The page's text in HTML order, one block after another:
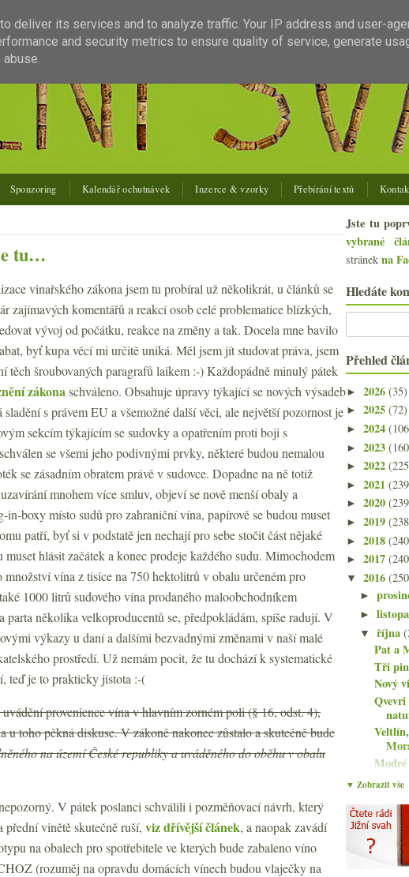
Sponzoring Kalendář ochutnávek Inzerce & vzorky Přebírání textů
tu…
vinařského zákona jsem tu probíral už několikrát, u článků se
zajímavých komentářů a reakcí osob celé problematice blízkých,
vývoj od počátku, reakce na změny a tak. Docela mne bavilo
byť kupa věcí mi určitě uniká. Měl jsem jít studovat práva, jsem
těch šroubovaných paragrafů laikem :-) Každopádně minulý pátek
zákonaschváleno. Obsahuje úpravy týkající se nových výsadeb
s právem EU a všemožné další věci, ale největší pozornost je
sekcím týkajícím se sudovky a opatřením proti boji s
se všemi jeho podivnými prvky, některé budou nemalou
se zásadním obratem právě v sudovce. Dopadne na ně totiž
mnohem více smluv, objeví se nově menší obaly a
in-boxy místo sudů pro zahraniční vína, papírově se budou muset
patří, byť si v podstatě jen nechají pro sebe stočit část nějaké
hlásit začátek a konec prodeje každého sudu. Mimochodem
množství vína z tisíce na 750 hektolitrů v obalu určeném pro
1000 litrů sudového vína prodaného maloobchodníkem
parta několika velkoproducentů se, předpokládám, spíše radují. V
výkazy u daní a dalšími bezvadnými změnami v naší malé
prostředí. Už nemám pocit, že tu dochází k systematické
teď je to prakticky jistota :-(
provenience vína v hlavním zorném poli (§ 16, odst. 4),
u toho pěkná diskuse. V zákoně nakonec zůstalo a skutečně bude
na území České republiky a uváděného do oběhu v obalu
V pátek poslanci schválili i pozměňovací návrh, který
přední vinětě skutečně ruší, viz dřívější článek, a naopak zavádí
na obalech pro spotřebitele ve kterých bude zabaleno víno
(rozuměj na opravdu domácích vínech budou vlaječky na
Jste tu
vybrané
stránek na
Hledáte
Přehled
► 2026 (35)
► 2025 (72)
► 2024
► 2023
► 2022
► 2021
► 2020
► 2019
► 2018
► 2017
▼ 2016
►
►
▼října
Pat a
Tři
Nový
Modré
▼ Zobrazit vše
deliver its services and to analyze traffic. Your IP address and user-
and security metrics to ensure quality of service, generate